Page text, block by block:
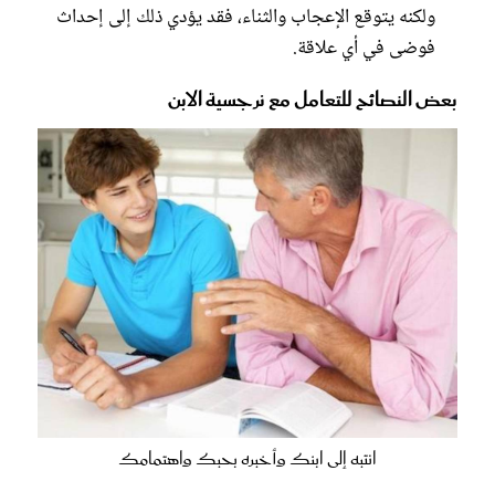
ولكنه يتوقع الإعجاب والثناء، فقد يؤدي ذلك إلى إحداث
فوضى في أي علاقة.
بعض النصائح للتعامل مع نرجسية الابن
انتبه إلى ابنك وأخبره بحبك واهتمامك